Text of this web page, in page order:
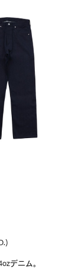
デニム。